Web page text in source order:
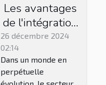
Les avantages
de l'intégration
des solutions
numériques en
orthopédie et
podologie
26 décembre 2024
02:14
Dans un monde en
perpétuelle